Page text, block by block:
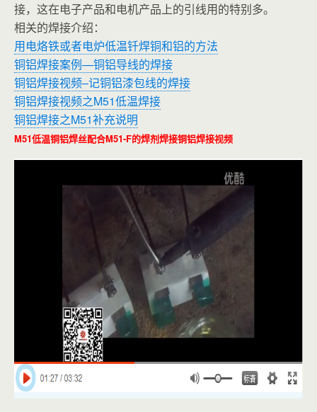
接，这在电子产品和电机产品上的引线用的特别多。
相关的焊接介绍：
用电烙铁或者电炉低温钎焊铜和铝的方法
铜铝焊接案例—铜铝导线的焊接
铜铝焊接视频–记铜铝漆包线的焊接
铜铝焊接视频之M51低温焊接
铜铝焊接之M51补充说明
M51低温铜铝焊丝配合M51-F的焊剂焊接铜铝焊接视频